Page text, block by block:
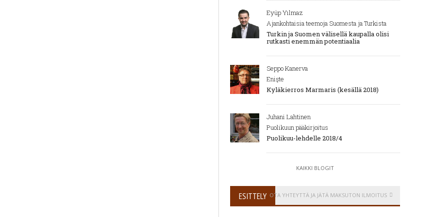
Eyüp Yılmaz
Ajankohtaisia teemoja Suomesta ja Turkista
Turkin ja Suomen välisellä kaupalla olisi
rutkasti enemmän potentiaalia
Seppo Kanerva
Enişte
Kyläkierros Marmaris (kesällä 2018)
Juhani Lahtinen
Puolikuun pääkirjoitus
Puolikuu-lehdelle 2018/4
KAIKKI BLOGIT
ESITTELY OTA YHTEYTTÄ JA JÄTÄ MAKSUTON ILMOITUS